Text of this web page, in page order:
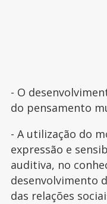
- O
do pensamento
- A utilização do
expressão e
auditiva, no
desenvolvimento
das relações